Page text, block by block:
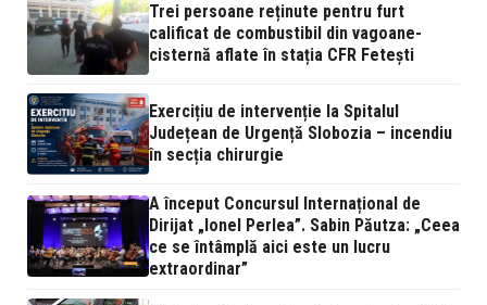
Trei persoane reținute pentru furt
calificat de combustibil din vagoane-
cisternă aflate în stația CFR Fetești
Exercițiu de intervenție la Spitalul
Județean de Urgență Slobozia – incendiu
în secția chirurgie
A început Concursul Internațional de
Dirijat „Ionel Perlea”. Sabin Păutza: „Ceea
ce se întâmplă aici este un lucru
extraordinar”